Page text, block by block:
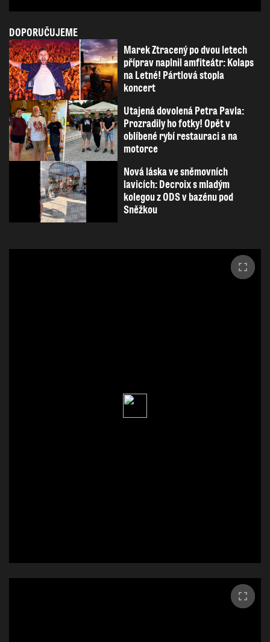
DOPORUČUJEME
Marek Ztracený po dvou letech
příprav naplnil amfiteátr: Kolaps
na Letné! Pártlová stopla
koncert
Utajená dovolená Petra Pavla:
Prozradily ho fotky! Opět v
oblíbené rybí restauraci a na
motorce
Nová láska ve sněmovních
lavicích: Decroix s mladým
kolegou z ODS v bazénu pod
Sněžkou